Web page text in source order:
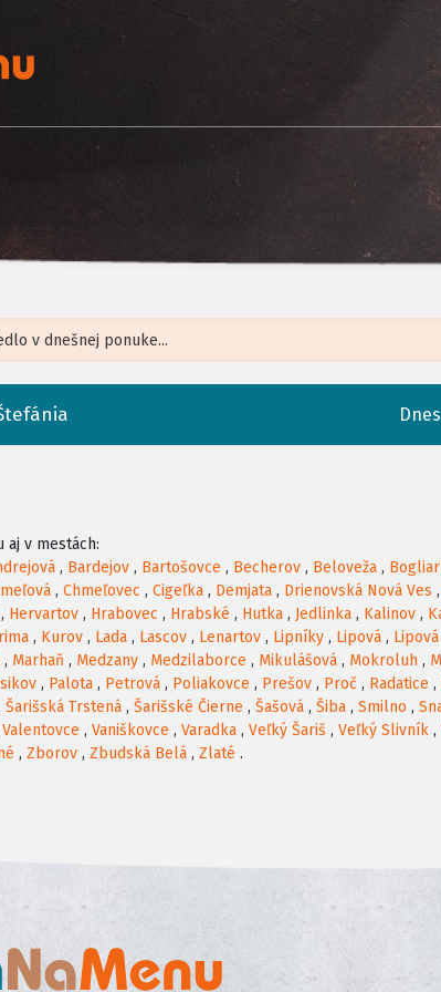
Dnes
aj v mestách:
, Bardejov , Bartošovce , Becherov , Beloveža ,
, Chmeľovec , Cigeľka , Demjata , Drienovská Nová Ves ,
, Hervartov , Hrabovec , Hrabské , Hutka , Jedlinka , Kalinov ,
, Kurov , Lada , Lascov , Lenartov , Lipníky , Lipová , Lipová
, Marhaň , Medzany , Medzilaborce , Mikulášová , Mokroluh ,
, Palota , Petrová , Poliakovce , Prešov , Proč , Radatice ,
Šarišská Trstená , Šarišské Čierne , Šašová , Šiba , Smilno ,
Valentovce , Vaniškovce , Varadka , Veľký Šariš , Veľký Slivník ,
, Zborov , Zbudská Belá , Zlaté .